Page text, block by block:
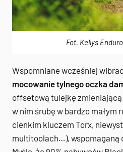
Fot. Kellys
Wspomniane wcześniej
mocowanie tylnego oczka
offsetową tulejkę
w nim śrubę w bardzo małym
cienkim kluczem Torx,
multitoolach…), wspomaganą